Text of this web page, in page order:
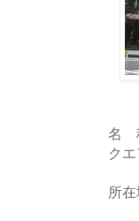
名
クエ
所